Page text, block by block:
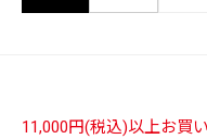
11,000円(税込)以上お買